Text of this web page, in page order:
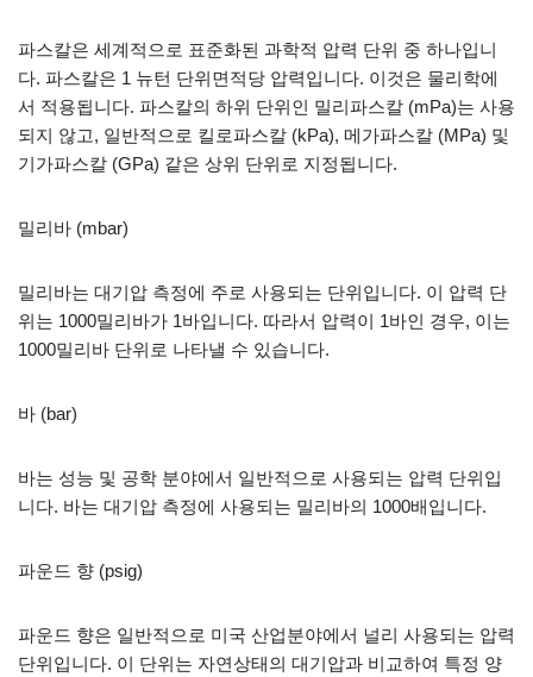
파스칼은 세계적으로 표준화된 과학적 압력 단위 중 하나입니
다. 파스칼은 1 뉴턴 단위면적당 압력입니다. 이것은 물리학에
서 적용됩니다. 파스칼의 하위 단위인 밀리파스칼 (mPa)는 사용
되지 않고, 일반적으로 킬로파스칼 (kPa), 메가파스칼 (MPa) 및
기가파스칼 (GPa) 같은 상위 단위로 지정됩니다.
밀리바 (mbar)
밀리바는 대기압 측정에 주로 사용되는 단위입니다. 이 압력 단
위는 1000밀리바가 1바입니다. 따라서 압력이 1바인 경우, 이는
1000밀리바 단위로 나타낼 수 있습니다.
바 (bar)
바는 성능 및 공학 분야에서 일반적으로 사용되는 압력 단위입
니다. 바는 대기압 측정에 사용되는 밀리바의 1000배입니다.
파운드 향 (psig)
파운드 향은 일반적으로 미국 산업분야에서 널리 사용되는 압력
단위입니다. 이 단위는 자연상태의 대기압과 비교하여 특정 양